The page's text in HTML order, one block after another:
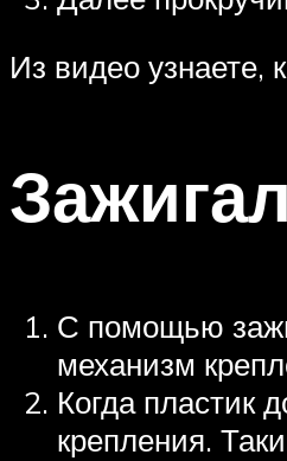
Из видео узнаете,
С помощью
механизм
Когда пластик
крепления.